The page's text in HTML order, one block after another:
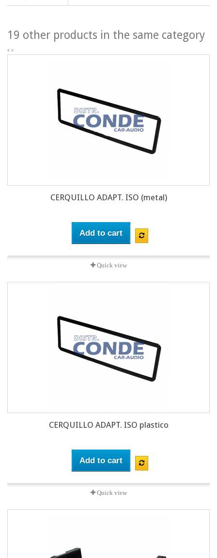
19 other products in the same category
‹ ›
CERQUILLO ADAPT. ISO (metal)
Add to cart
Quick view
CERQUILLO ADAPT. ISO plastico
Add to cart
Quick view